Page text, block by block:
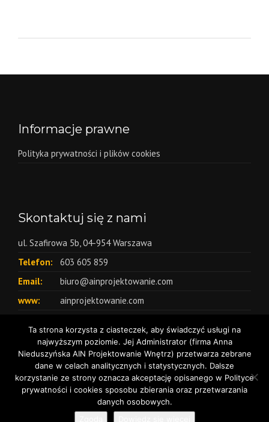
Informacje prawne
Polityka prywatności i plików cookies
Skontaktuj się z nami
ul. Szafirowa 5b, 04-954 Warszawa
Telefon:
603 605 859
Email:
biuro@ainprojektowanie.com
www:
ainprojektowanie.com
© Copyright 2026 - AINProjektowanie wnętrz Warszawa
Ta strona korzysta z ciasteczek, aby świadczyć usługi na
najwyższym poziomie. Jej Administrator (firma Anna
Nieduszyńska AIN Projektowanie Wnętrz) przetwarza zebrane
dane w celach analitycznych i statystycznych. Dalsze
korzystanie ze strony oznacza akceptację opisanego w Polityce
prywatności i cookies sposobu zbierania oraz przetwarzania
danych osobowych.